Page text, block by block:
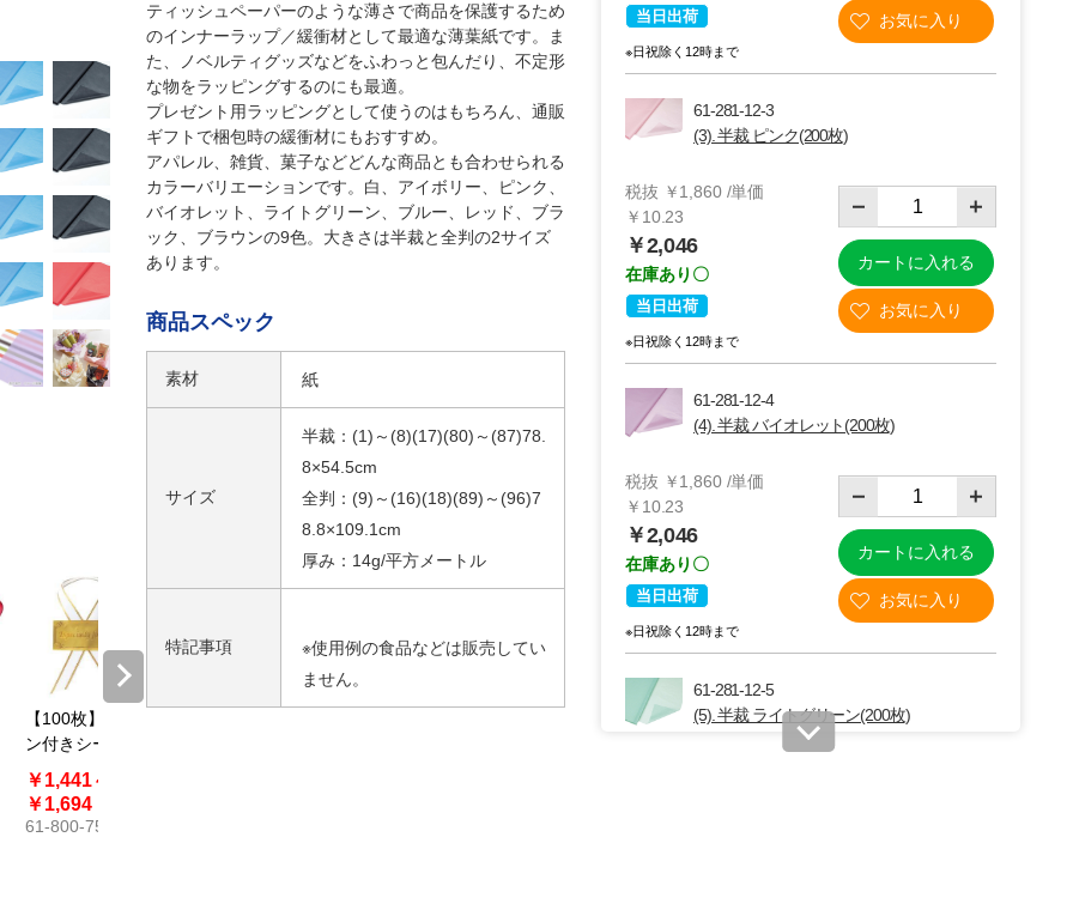
(1)半裁 白(200枚) (2)半裁 アイボリー(200枚)
【100枚】リボ
ン付きシール ベ
ーシック〔スト
エキオリジナ
ル〕
￥1,441～
￥1,694
61-800-75
HEIKO カラーチ
ベルベ 手提げ紙
袋 レースィ
ティッシュペーパーのような薄さで商品を保護するため
のインナーラップ／緩衝材として最適な薄葉紙です。ま
た、ノベルティグッズなどをふわっと包んだり、不定形
な物をラッピングするのにも最適。
プレゼント用ラッピングとして使うのはもちろん、通販
ギフトで梱包時の緩衝材にもおすすめ。
アパレル、雑貨、菓子などどんな商品とも合わせられる
カラーバリエーションです。白、アイボリー、ピンク、
バイオレット、ライトグリーン、ブルー、レッド、ブラ
ック、ブラウンの9色。大きさは半裁と全判の2サイズ
あります。
商品スペック
素材 紙
サイズ
半裁：(1)～(8)(17)(80)～(87)78.
8×54.5cm
全判：(9)～(16)(18)(89)～(96)7
8.8×109.1cm
厚み：14g/平方メートル
特記事項
※使用例の食品などは販売してい
ません。
当日出荷
※日祝除く12時まで
61-281-12-3
(3). 半裁 ピンク(200枚)
税抜 ￥1,860 /単価
￥10.23
￥2,046
在庫あり〇
当日出荷
※日祝除く12時まで
カートに入れる
61-281-12-4
(4). 半裁 バイオレット(200枚)
税抜 ￥1,860 /単価
￥10.23
￥2,046
在庫あり〇
当日出荷
※日祝除く12時まで
カートに入れる
61-281-12-5
(5). 半裁 ライトグリーン(200枚)